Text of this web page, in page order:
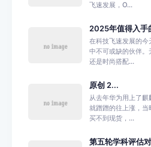
飞速发展，O...
2025年值得入手
在科技飞速发展的
中不可或缺的伙伴。
还是时尚搭配...
原创 2...
从去年华为用上了
就蹭蹭的往上涨，
买不到现货，...
第五轮学科评估